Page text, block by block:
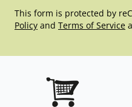
This form is protected by
Policy and Terms of Service